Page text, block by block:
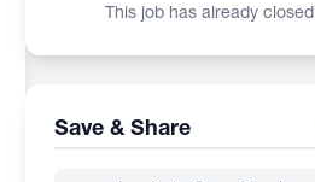
This job has already closed
Save & Share